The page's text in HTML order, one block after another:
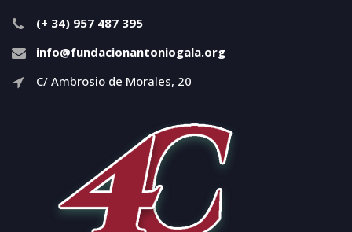
(+ 34) 957 487 395
info@fundacionantoniogala.org
C/ Ambrosio de Morales, 20